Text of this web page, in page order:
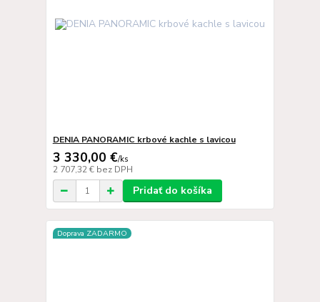
DENIA PANORAMIC krbové kachle s lavicou
3 330,00 €/ks
2 707,32 € bez DPH
Pridať do košíka
Doprava ZADARMO